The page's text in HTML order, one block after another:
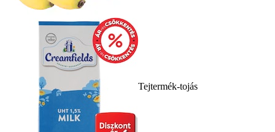
Tejtermék-tojás